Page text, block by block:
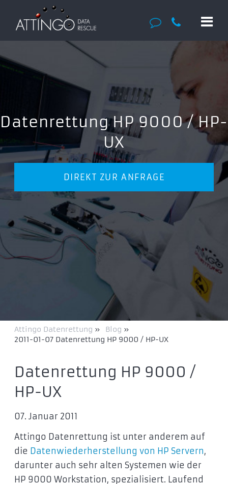
Datenrettung HP 9000 / HP-
UX
DIREKT ZUR ANFRAGE
Attingo Datenrettung » Blog »
2011-01-07 Datenrettung HP 9000 / HP-UX
Datenrettung HP 9000 /
HP-UX
07. Januar 2011
Attingo Datenrettung ist unter anderem auf
die Datenwiederherstellung von HP Servern,
darunter auch sehr alten Systemen wie der
HP 9000 Workstation, spezialisiert. Laufend